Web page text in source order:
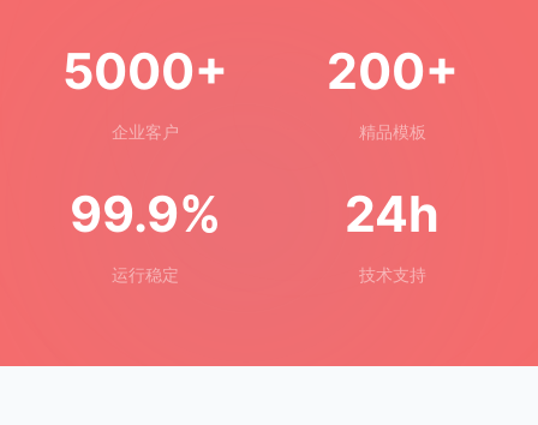
5000+
企业客户
200+
精品模板
99.9%
运行稳定
24h
技术支持